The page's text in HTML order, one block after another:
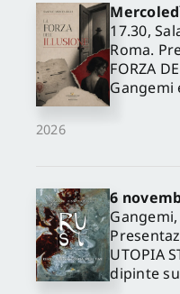
2026
17.30,
Roma.
FORZA
Gangemi
6
UTOPIA
dipinte